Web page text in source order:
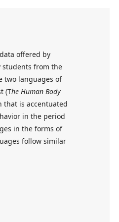
offered by
students from the
two languages of
(The Human Body
that is accentuated
in the period
in the forms of
follow similar